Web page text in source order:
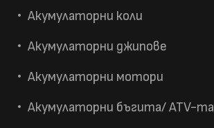
Акумулаторни коли
Акумулаторни джипове
Акумулаторни мотори
Акумулаторни бъгита/ ATV-та